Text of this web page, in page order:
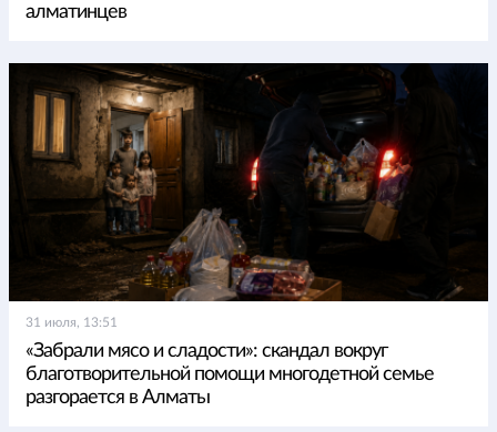
алматинцев
31 июля, 13:51
«Забрали мясо и сладости»: скандал вокруг
благотворительной помощи многодетной семье
разгорается в Алматы